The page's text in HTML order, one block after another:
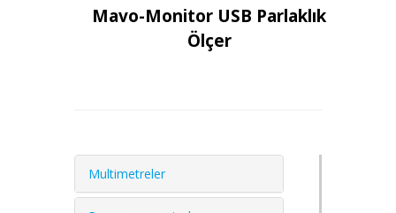
İncele
Mavo-Monitor USB Parlaklık
Ölçer
Multimetreler